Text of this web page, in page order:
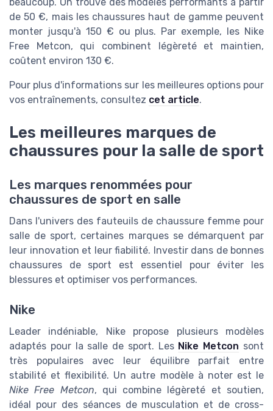
de 50 €, mais les chaussures haut de gamme peuvent
monter jusqu'à 150 € ou plus. Par exemple, les Nike
Free Metcon, qui combinent légèreté et maintien,
coûtent environ 130 €.
Pour plus d'informations sur les meilleures options pour
vos entraînements, consultez cet article.
Les meilleures marques de
chaussures pour la salle de sport
Les marques renommées pour
chaussures de sport en salle
Dans l'univers des fauteuils de chaussure femme pour
salle de sport, certaines marques se démarquent par
leur innovation et leur fiabilité. Investir dans de bonnes
chaussures de sport est essentiel pour éviter les
blessures et optimiser vos performances.
Nike
Leader indéniable, Nike propose plusieurs modèles
adaptés pour la salle de sport. Les Nike Metcon sont
très populaires avec leur équilibre parfait entre
stabilité et flexibilité. Un autre modèle à noter est le
Nike Free Metcon, qui combine légèreté et soutien,
idéal pour des séances de musculation et de cross-